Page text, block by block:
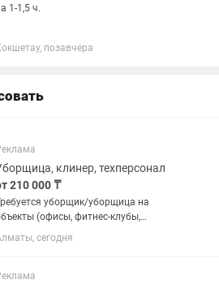
1-1,5 ч.
позавчера
клинер, техперсонал
210 000 ₸
уборщик/уборщица на
(офисы, фитнес-клубы,
помещения). Требования: •
Ответственность и пунктуальность. •
и зарабатывать. • Опыт в...
сегодня